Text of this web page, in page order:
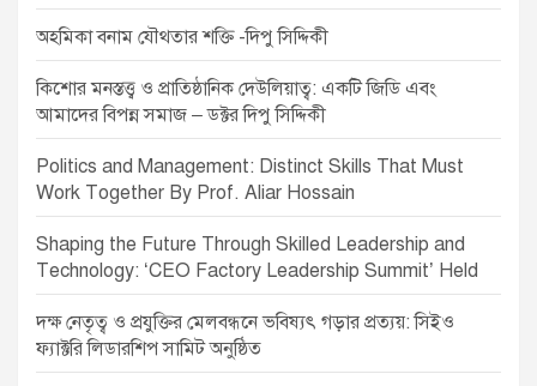
অহমিকা বনাম যৌথতার শক্তি -দিপু সিদ্দিকী
কিশোর মনস্তত্ত্ব ও প্রাতিষ্ঠানিক দেউলিয়াত্ব: একটি জিডি এবং
আমাদের বিপন্ন সমাজ – ডক্টর দিপু সিদ্দিকী
Politics and Management: Distinct Skills That Must
Work Together By Prof. Aliar Hossain
Shaping the Future Through Skilled Leadership and
Technology: ‘CEO Factory Leadership Summit’ Held
দক্ষ নেতৃত্ব ও প্রযুক্তির মেলবন্ধনে ভবিষ্যৎ গড়ার প্রত্যয়: সিইও
ফ্যাক্টরি লিডারশিপ সামিট অনুষ্ঠিত